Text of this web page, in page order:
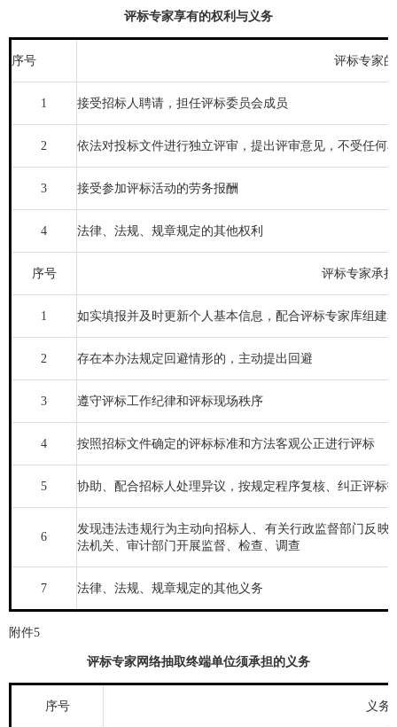
评标专家享有的权利与义务
序号 评标专家
1 接受招标人聘请，担任评标委员会成员
2 依法对投标文件进行独立评审，提出评审意见，不受任何
3 接受参加评标活动的劳务报酬
4 法律、法规、规章规定的其他权利
序号 评标专家承
1 如实填报并及时更新个人基本信息，配合评标专家库组建
2 存在本办法规定回避情形的，主动提出回避
3 遵守评标工作纪律和评标现场秩序
4 按照招标文件确定的评标标准和方法客观公正进行评标
5 协助、配合招标人处理异议，按规定程序复核、纠正评标
6
发现违法违规行为主动向招标人、有关行政监督部门反
法机关、审计部门开展监督、检查、调查
7 法律、法规、规章规定的其他义务
附件5
评标专家网络抽取终端单位须承担的义务
序号 义务